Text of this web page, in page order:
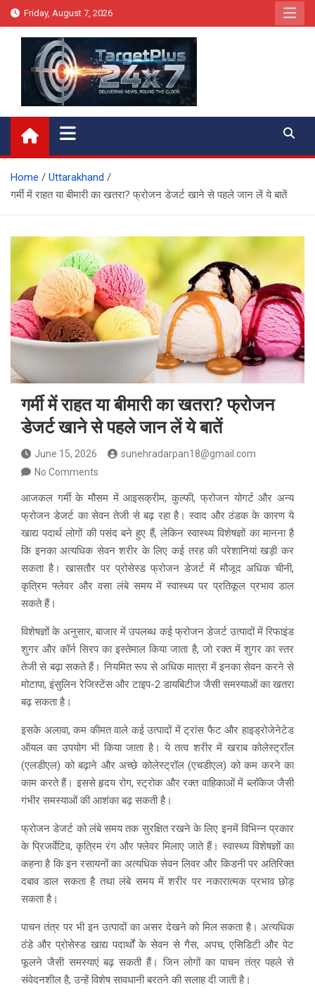
Skip
to
Friday, August 7, 2026
Target Plus 24×7
Home
Uttarakhand
गर्मी में राहत या बीमारी का खतरा? फ्रोजन डेजर्ट खाने से पहले जान लें ये बातें
गर्मी में राहत या बीमारी का खतरा? फ्रोजन
डेजर्ट खाने से पहले जान लें ये बातें
June 15, 2026
sunehradarpan18@gmail.com
No Comments
आजकल गर्मी के मौसम में आइसक्रीम, कुल्फी, फ्रोजन योगर्ट और अन्य
फ्रोजन डेजर्ट का सेवन तेजी से बढ़ रहा है। स्वाद और ठंडक के कारण ये
खाद्य पदार्थ लोगों की पसंद बने हुए हैं, लेकिन स्वास्थ्य विशेषज्ञों का मानना है
कि इनका अत्यधिक सेवन शरीर के लिए कई तरह की परेशानियां खड़ी कर
सकता है। खासतौर पर प्रोसेस्ड फ्रोजन डेजर्ट में मौजूद अधिक चीनी,
कृत्रिम फ्लेवर और वसा लंबे समय में स्वास्थ्य पर प्रतिकूल प्रभाव डाल
सकते हैं।
विशेषज्ञों के अनुसार, बाजार में उपलब्ध कई फ्रोजन डेजर्ट उत्पादों में रिफाइंड
शुगर और कॉर्न सिरप का इस्तेमाल किया जाता है, जो रक्त में शुगर का स्तर
तेजी से बढ़ा सकते हैं। नियमित रूप से अधिक मात्रा में इनका सेवन करने से
मोटापा, इंसुलिन रेजिस्टेंस और टाइप-2 डायबिटीज जैसी समस्याओं का खतरा
बढ़ सकता है।
इसके अलावा, कम कीमत वाले कई उत्पादों में ट्रांस फैट और हाइड्रोजेनेटेड
ऑयल का उपयोग भी किया जाता है। ये तत्व शरीर में खराब कोलेस्ट्रॉल
(एलडीएल) को बढ़ाने और अच्छे कोलेस्ट्रॉल (एचडीएल) को कम करने का
काम करते हैं। इससे हृदय रोग, स्ट्रोक और रक्त वाहिकाओं में ब्लॉकेज जैसी
गंभीर समस्याओं की आशंका बढ़ सकती है।
फ्रोजन डेजर्ट को लंबे समय तक सुरक्षित रखने के लिए इनमें विभिन्न प्रकार
के प्रिजर्वेटिव, कृत्रिम रंग और फ्लेवर मिलाए जाते हैं। स्वास्थ्य विशेषज्ञों का
कहना है कि इन रसायनों का अत्यधिक सेवन लिवर और किडनी पर अतिरिक्त
दबाव डाल सकता है तथा लंबे समय में शरीर पर नकारात्मक प्रभाव छोड़
सकता है।
पाचन तंत्र पर भी इन उत्पादों का असर देखने को मिल सकता है। अत्यधिक
ठंडे और प्रोसेस्ड खाद्य पदार्थों के सेवन से गैस, अपच, एसिडिटी और पेट
फूलने जैसी समस्याएं बढ़ सकती हैं। जिन लोगों का पाचन तंत्र पहले से
संवेदनशील है, उन्हें विशेष सावधानी बरतने की सलाह दी जाती है।